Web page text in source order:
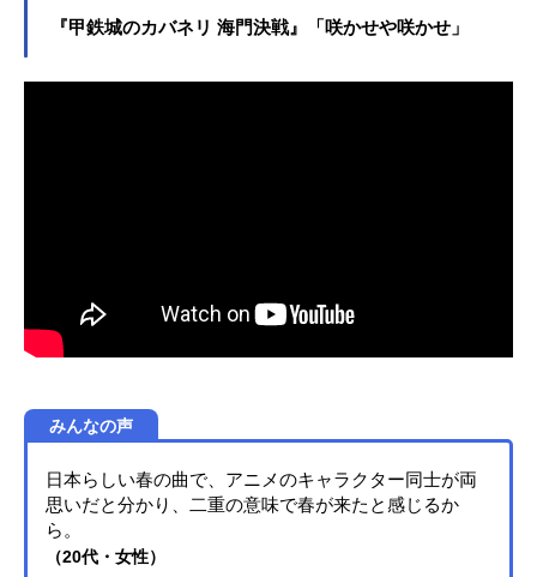
通の手紙を頼りにこの地に降り立っ
会ったのは―…【・借金まみれ！・
碓氷真澄：白井悠介皆木綴：西山宏
三角：廣瀬大介三好一成：赤澤燈兵
頭九門：畠中祐【秋組】摂津万里：
沢城千春兵頭十座：武内駿輔七尾太
『甲鉄城のカバネリ 海門決戦』「咲かせや咲かせ」
みんなの声
日本らしい春の曲で、アニメのキャラクター同士が両
思いだと分かり、二重の意味で春が来たと感じるか
ら。
（20代・女性）